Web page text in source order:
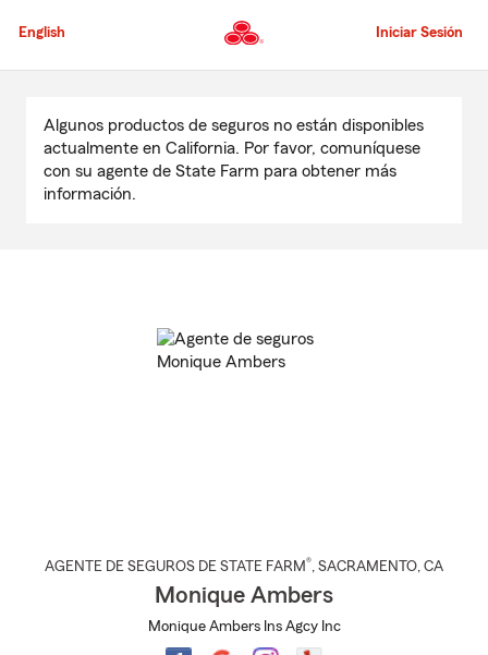
al
principal
English Iniciar Sesión
contenido
principal
Algunos productos de seguros no están disponibles
actualmente en California. Por favor, comuníquese
con su agente de State Farm para obtener más
información.
AGENTE DE SEGUROS DE STATE FARM®, SACRAMENTO, CA
Monique Ambers
Monique Ambers Ins Agcy Inc